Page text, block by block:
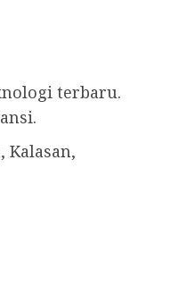
terbaru.
Kalasan,